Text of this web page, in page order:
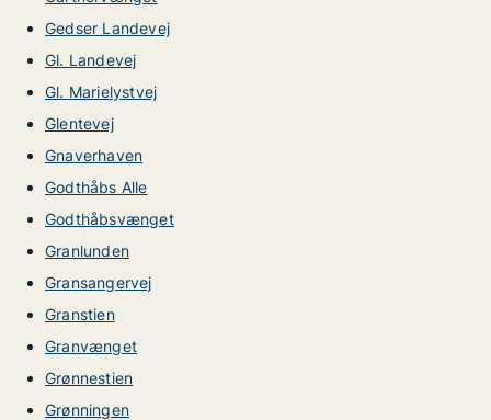
Gedser Landevej
Gl. Landevej
Gl. Marielystvej
Glentevej
Gnaverhaven
Godthåbs Alle
Godthåbsvænget
Granlunden
Gransangervej
Granstien
Granvænget
Grønnestien
Grønningen